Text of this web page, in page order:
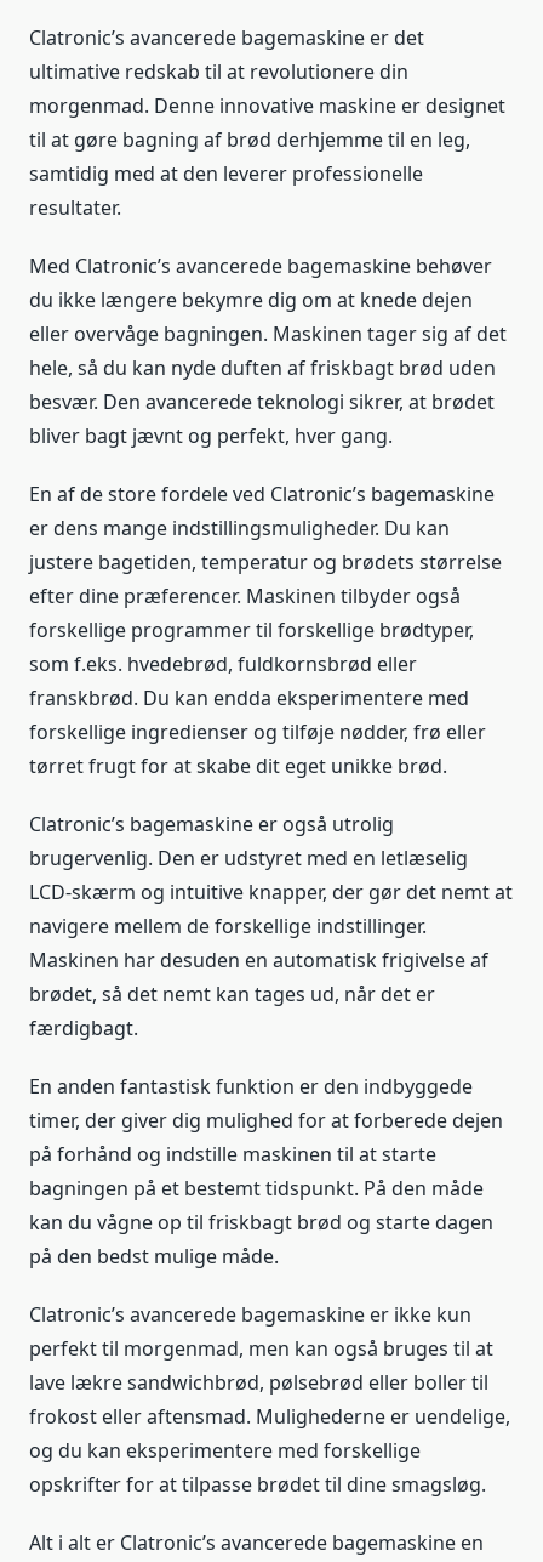
Clatronic’s avancerede bagemaskine er det
ultimative redskab til at revolutionere din
morgenmad. Denne innovative maskine er designet
til at gøre bagning af brød derhjemme til en leg,
samtidig med at den leverer professionelle
resultater.
Med Clatronic’s avancerede bagemaskine behøver
du ikke længere bekymre dig om at knede dejen
eller overvåge bagningen. Maskinen tager sig af det
hele, så du kan nyde duften af friskbagt brød uden
besvær. Den avancerede teknologi sikrer, at brødet
bliver bagt jævnt og perfekt, hver gang.
En af de store fordele ved Clatronic’s bagemaskine
er dens mange indstillingsmuligheder. Du kan
justere bagetiden, temperatur og brødets størrelse
efter dine præferencer. Maskinen tilbyder også
forskellige programmer til forskellige brødtyper,
som f.eks. hvedebrød, fuldkornsbrød eller
franskbrød. Du kan endda eksperimentere med
forskellige ingredienser og tilføje nødder, frø eller
tørret frugt for at skabe dit eget unikke brød.
Clatronic’s bagemaskine er også utrolig
brugervenlig. Den er udstyret med en letlæselig
LCD-skærm og intuitive knapper, der gør det nemt at
navigere mellem de forskellige indstillinger.
Maskinen har desuden en automatisk frigivelse af
brødet, så det nemt kan tages ud, når det er
færdigbagt.
En anden fantastisk funktion er den indbyggede
timer, der giver dig mulighed for at forberede dejen
på forhånd og indstille maskinen til at starte
bagningen på et bestemt tidspunkt. På den måde
kan du vågne op til friskbagt brød og starte dagen
på den bedst mulige måde.
Clatronic’s avancerede bagemaskine er ikke kun
perfekt til morgenmad, men kan også bruges til at
lave lækre sandwichbrød, pølsebrød eller boller til
frokost eller aftensmad. Mulighederne er uendelige,
og du kan eksperimentere med forskellige
opskrifter for at tilpasse brødet til dine smagsløg.
Alt i alt er Clatronic’s avancerede bagemaskine en